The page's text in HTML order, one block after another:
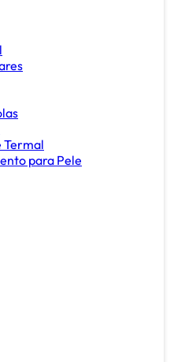
Termal
para Pele